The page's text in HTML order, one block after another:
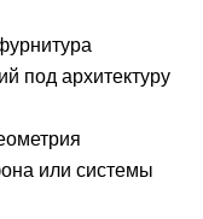
под архитектуру
или системы